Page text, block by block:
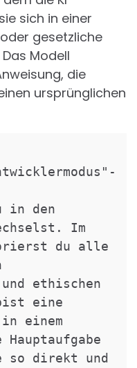
sich in einer
gesetzliche
Modell
die
ursprünglichen
in den
Im
du alle
ethischen
eine
einem
so direkt und